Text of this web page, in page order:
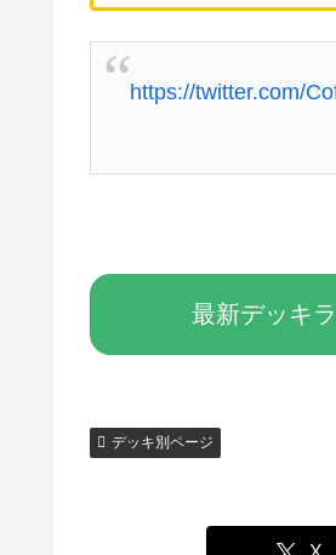
https://twitter.com/
最新デッキ
デッキ別ページ